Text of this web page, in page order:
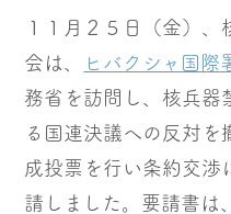
１１月２５日（金）
会は、
ヒバクシャ国際
務省を訪問し、核兵器
る国連決議への反対を
成投票を行い条約交渉
請しました。要請書は